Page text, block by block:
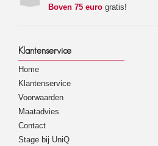
Boven 75 euro gratis!
Klantenservice
Home
Klantenservice
Voorwaarden
Maatadvies
Contact
Stage bij UniQ